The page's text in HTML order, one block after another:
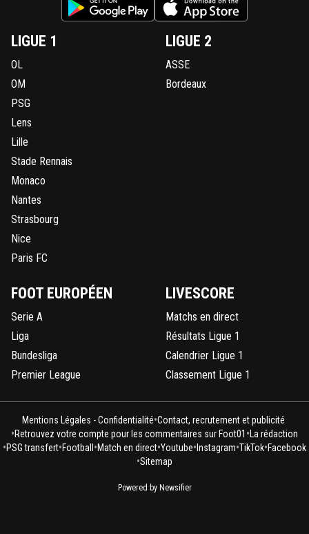
LIGUE 1
OL
OM
PSG
Lens
Lille
Stade Rennais
Monaco
Nantes
Strasbourg
Nice
Paris FC
LIGUE 2
ASSE
Bordeaux
FOOT EUROPÉEN
Serie A
Liga
Bundesliga
Premier League
LIVESCORE
Matchs en direct
Résultats Ligue 1
Calendrier Ligue 1
Classement Ligue 1
Mentions Légales - Confidentialité•Contact, recrutement et publicité
•Retrouvez votre compte pour les commentaires sur Foot01 • La rédaction
•PSG transfert•Football •Match en direct•Youtube• Instagram•TikTok•Facebook
•Sitemap
Powered by Newsifier